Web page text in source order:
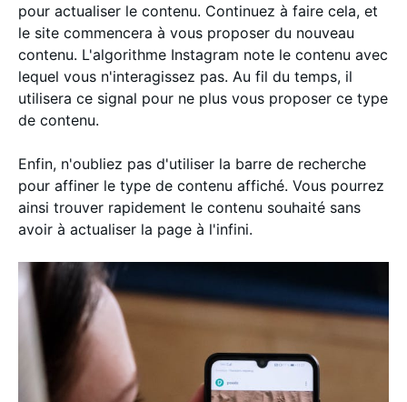
pour actualiser le contenu. Continuez à faire cela, et
le site commencera à vous proposer du nouveau
contenu. L'algorithme Instagram note le contenu avec
lequel vous n'interagissez pas. Au fil du temps, il
utilisera ce signal pour ne plus vous proposer ce type
de contenu.
Enfin, n'oubliez pas d'utiliser la barre de recherche
pour affiner le type de contenu affiché. Vous pourrez
ainsi trouver rapidement le contenu souhaité sans
avoir à actualiser la page à l'infini.